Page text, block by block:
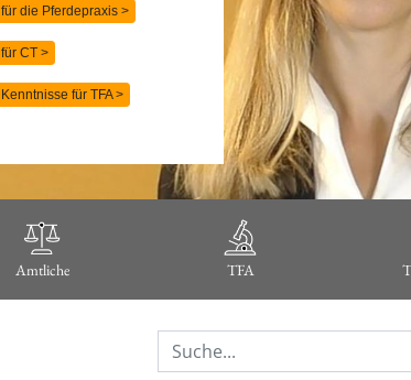
für die Pferdepraxis >
für CT >
Kenntnisse für TFA >
Amtliche TFA